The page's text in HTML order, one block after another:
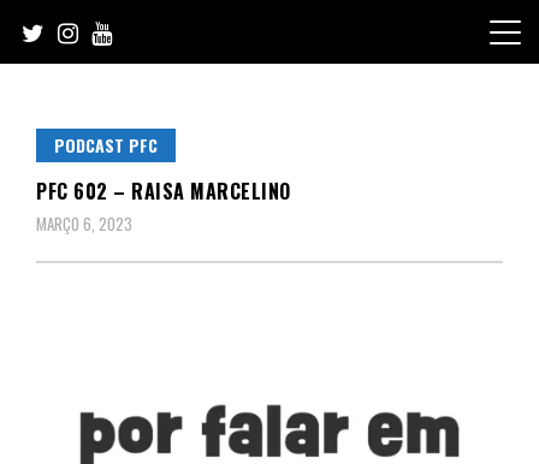
content
PODCAST PFC
PFC 602 – RAISA MARCELINO
MARÇO 6, 2023